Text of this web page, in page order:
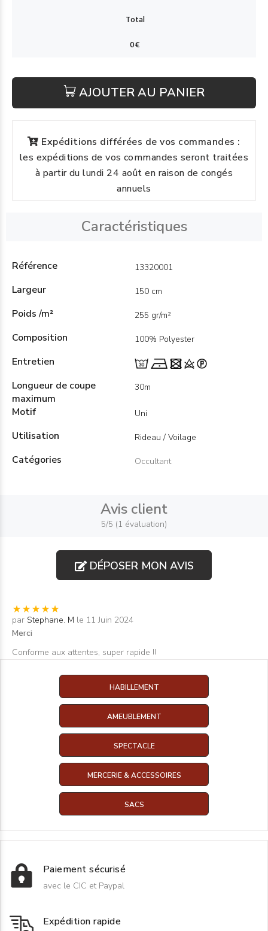
AJOUTER AU PANIER
Expéditions différées de vos commandes :
les expéditions de vos commandes seront traitées
à partir du lundi 24 août en raison de congés
annuels
Caractéristiques
Référence 13320001
Largeur 150 cm
Poids /m² 255 gr/m²
Composition 100% Polyester
Entretien
Longueur de coupe
maximum
30m
Motif Uni
Utilisation Rideau / Voilage
Catégories Occultant
Avis client
5/5 (1 évaluation)
DÉPOSER MON AVIS
par Stephane. M le 11 Juin 2024
Merci
Conforme aux attentes, super rapide !!
HABILLEMENT
AMEUBLEMENT
SPECTACLE
MERCERIE & ACCESSOIRES
SACS
Paiement sécurisé
avec le CIC et Paypal
Expédition rapide